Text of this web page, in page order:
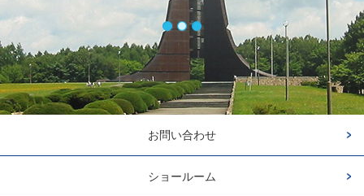
お問い合わせ
ショールーム